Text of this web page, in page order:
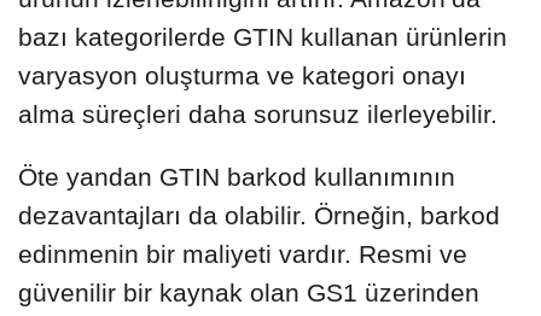
bazı kategorilerde GTIN kullanan ürünlerin
varyasyon oluşturma ve kategori onayı
alma süreçleri daha sorunsuz ilerleyebilir.
Öte yandan GTIN barkod kullanımının
dezavantajları da olabilir. Örneğin, barkod
edinmenin bir maliyeti vardır. Resmi ve
güvenilir bir kaynak olan GS1 üzerinden